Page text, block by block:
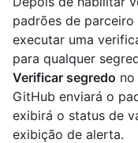
padrões de
executar uma
para qualquer
Verificar segredo
GitHub enviará o
exibirá o status de
exibição de alerta.